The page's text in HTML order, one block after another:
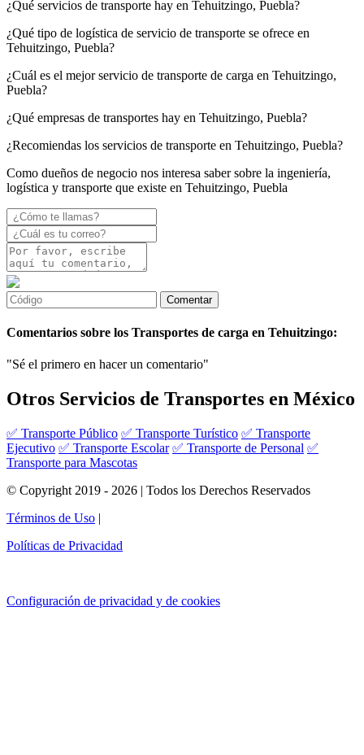
¿Qué servicios de transporte hay en Tehuitzingo, Puebla?
¿Qué tipo de logística de servicio de transporte se ofrece en
Tehuitzingo, Puebla?
¿Cuál es el mejor servicio de transporte de carga en Tehuitzingo,
Puebla?
¿Qué empresas de transportes hay en Tehuitzingo, Puebla?
¿Recomiendas los servicios de transporte en Tehuitzingo, Puebla?
Como dueños de negocio nos interesa saber sobre la ingeniería,
logística y transporte que existe en Tehuitzingo, Puebla
Comentarios sobre los Transportes de carga en Tehuitzingo:
"Sé el primero en hacer un comentario"
Otros Servicios de Transportes en México
✅ Transporte Público ✅ Transporte Turístico ✅ Transporte
Ejecutivo ✅ Transporte Escolar ✅ Transporte de Personal ✅
Transporte para Mascotas
© Copyright 2019 - 2026 | Todos los Derechos Reservados
Términos de Uso |
Políticas de Privacidad
Configuración de privacidad y de cookies